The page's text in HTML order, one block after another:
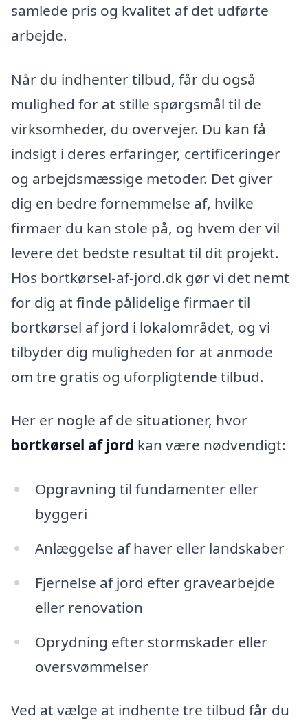
samlede pris og kvalitet af det udførte
arbejde.
Når du indhenter tilbud, får du også
mulighed for at stille spørgsmål til de
virksomheder, du overvejer. Du kan få
indsigt i deres erfaringer, certificeringer
og arbejdsmæssige metoder. Det giver
dig en bedre fornemmelse af, hvilke
firmaer du kan stole på, og hvem der vil
levere det bedste resultat til dit projekt.
Hos bortkørsel-af-jord.dk gør vi det nemt
for dig at finde pålidelige firmaer til
bortkørsel af jord i lokalområdet, og vi
tilbyder dig muligheden for at anmode
om tre gratis og uforpligtende tilbud.
Her er nogle af de situationer, hvor
bortkørsel af jord kan være nødvendigt:
Opgravning til fundamenter eller
byggeri
Anlæggelse af haver eller landskaber
Fjernelse af jord efter gravearbejde
eller renovation
Oprydning efter stormskader eller
oversvømmelser
Ved at vælge at indhente tre tilbud får du